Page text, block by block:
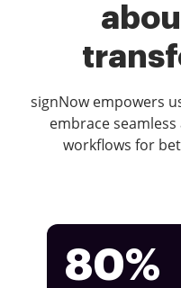
signNow empowers
embrace
workflows for
80%